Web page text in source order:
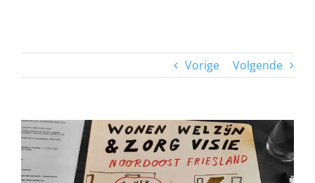
Vorige Volgende
Bekijk
grotere
afbeelding